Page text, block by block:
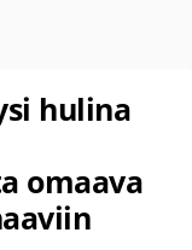
hulina
omaava